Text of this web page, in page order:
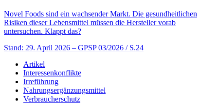
Novel Foods sind ein wachsender Markt. Die gesundheitlichen
Risiken dieser Lebensmittel müssen die Hersteller vorab
untersuchen. Klappt das?
Stand: 29. April 2026 – GPSP 03/2026 / S.24
Artikel
Interessenkonflikte
Irreführung
Nahrungsergänzungsmittel
Verbraucherschutz